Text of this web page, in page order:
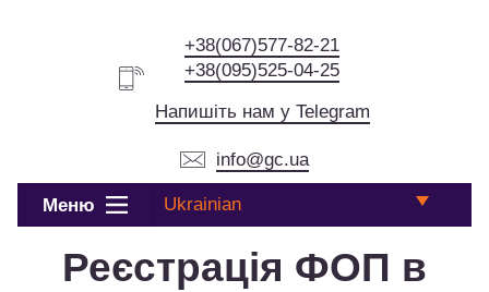
+38(067)577-82-21
+38(095)525-04-25
Напишіть нам у Telegram
info@gc.ua
Меню Ukrainian
Реєстрація ФОП в